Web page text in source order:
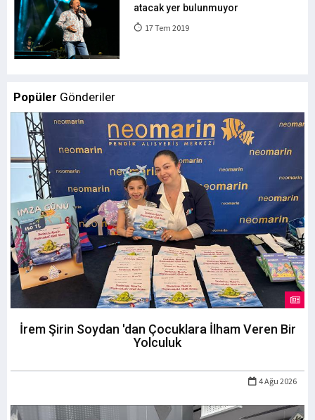
atacak yer bulunmuyor
17 Tem 2019
Popüler Gönderiler
İrem Şirin Soydan 'dan Çocuklara İlham Veren Bir
Yolculuk
4 Ağu 2026